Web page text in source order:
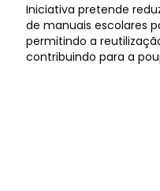
Iniciativa pretende
de manuais escolares
permitindo a
contribuindo para a